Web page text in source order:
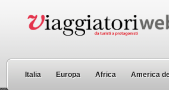
Italia Europa Africa America